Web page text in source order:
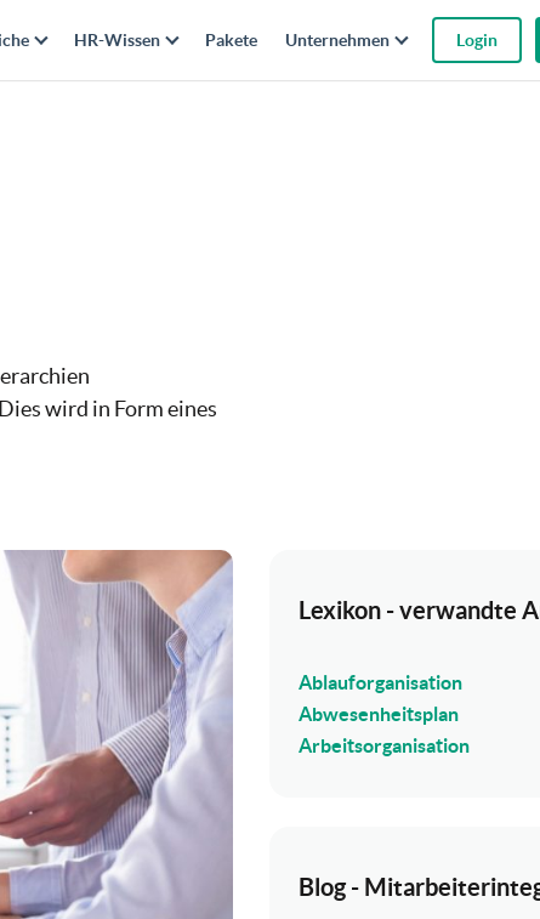
HR-Wissen Pakete Unternehmen Login
wird in Form eines
Lexikon - verwandte
Ablauforganisation
Abwesenheitsplan
Arbeitsorganisation
Blog -